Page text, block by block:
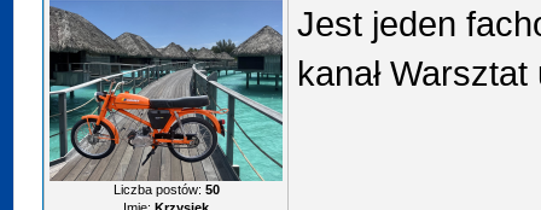
Liczba postów: 50
Jest jeden
kanał Warsztat